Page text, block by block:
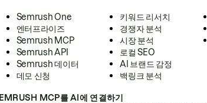
Semrush One
엔터프라이즈
Semrush MCP
Semrush API
Semrush 데이터
데모 신청
키워드 리서치
경쟁자 분석
시장 분석
로컬 SEO
AI 브랜드 감정
백링크 분석
MCP를 AI에 연결하기